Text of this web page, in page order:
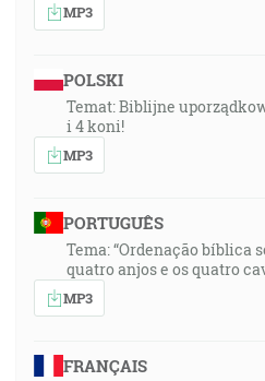
MP3
POLSKI
Temat: Biblijne
i 4 koni!
MP3
PORTUGUÊS
Tema: “Ordenação bíblica
quatro anjos e os quatro
MP3
FRANÇAIS